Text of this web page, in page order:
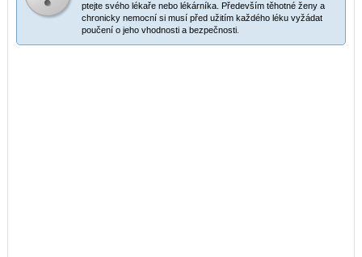
ptejte svého lékaře nebo lékárníka. Především těhotné ženy a
chronicky nemocní si musí před užitím každého léku vyžádat
poučení o jeho vhodnosti a bezpečnosti.